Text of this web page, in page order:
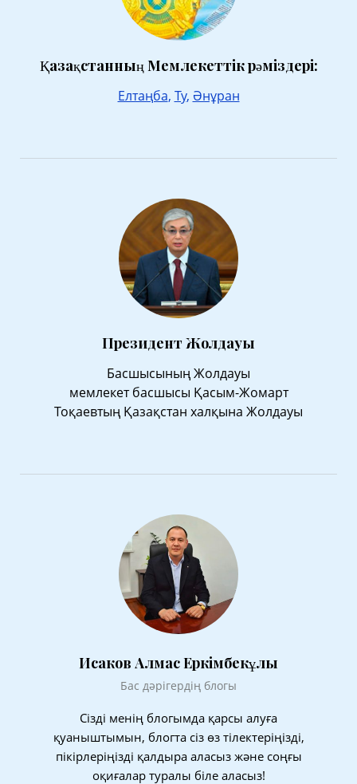
Қазақстанның Мемлекеттік рәміздері:
Елтаңба, Ту, Әнұран
Президент Жолдауы
Басшысының Жолдауы
мемлекет басшысы Қасым-Жомарт
Тоқаевтың Қазақстан халқына Жолдауы
Исаков Алмас Еркімбекұлы
Бас дәрігердің блогы
Сізді менің блогымда қарсы алуға
қуаныштымын, блогта сіз өз тілектеріңізді,
пікірлеріңізді қалдыра аласыз және соңғы
оқиғалар туралы біле аласыз!